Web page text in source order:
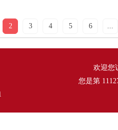
2 3 4 5 6 ...
欢迎您
您是第